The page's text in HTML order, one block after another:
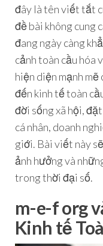
đây là tên viết tắt
đề bài không cung
đang ngày càng
cảnh toàn cầu hóa
hiện diện mạnh
đến kinh tế toàn
đời sống xã hội,
cá nhân, doanh
giới. Bài viết này
ảnh hưởng và
trong thời đại số.
m-e-f org
Kinh tế